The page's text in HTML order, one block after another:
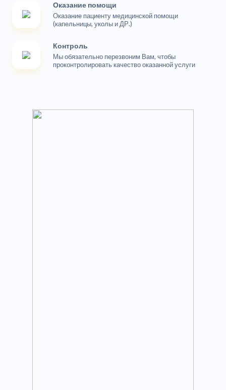
Оказание помощи
Оказание пациенту медицинской помощи
(капельницы, уколы и ДР.)
Контроль
Мы обязательно перезвоним Вам, чтобы
проконтролировать качество оказанной услуги